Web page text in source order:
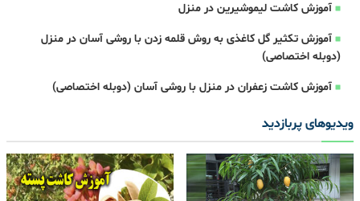
آموزش کاشت لیموشیرین در منزل
آموزش تکثیر گل کاغذی به روش قلمه زدن با روشی آسان در منزل
(دوبله اختصاصی)
آموزش کاشت زعفران در منزل با روشی آسان (دوبله اختصاصی)
ویدیوهای پربازدید